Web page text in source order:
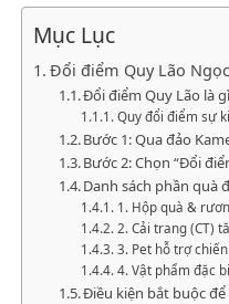
Mục Lục
Đổi điểm Quy Lão
Đổi điểm Quy Lão là
Quy đổi điểm sự
Bước 1: Qua đảo
Bước 2: Chọn “Đổi
Danh sách phần quà
1. Hộp quà &
2. Cải trang (CT)
3. Pet hỗ trợ
4. Vật phẩm đặc
Điều kiện bắt buộc